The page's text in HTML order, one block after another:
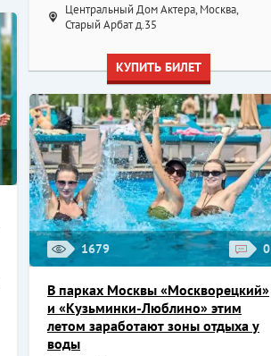
Центральный Дом Актера, Москва,
Старый Арбат д.35
КУПИТЬ БИЛЕТ
1679 0
В парках Москвы «Москворецкий»
и «Кузьминки-Люблино» этим
летом заработают зоны отдыха у
воды